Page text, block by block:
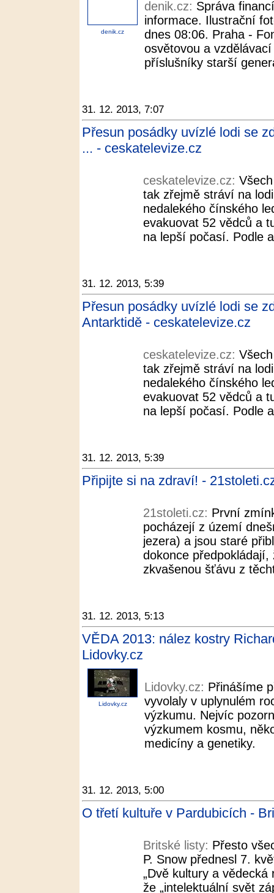
denik.cz
denik.cz: Správa
informace. Ilustrační
dnes 08:06. Praha -
osvětovou a
příslušníky starší
31. 12. 2013, 7:07
Přesun posádky uvízlé lodi se
... - ceskatelevize.cz
ceskatelevize.cz:
tak zřejmě stráví na
nedalekého čínského
evakuovat 52 vědců a
na lepší počasí. Podle
31. 12. 2013, 5:39
Přesun posádky uvízlé lodi se
Antarktidě - ceskatelevize.cz
ceskatelevize.cz:
tak zřejmě stráví na
nedalekého čínského
evakuovat 52 vědců a
na lepší počasí. Podle
31. 12. 2013, 5:39
Připijte si na zdraví! -
21stoleti.cz: První
pocházejí z území
jezera) a jsou staré
dokonce
zkvašenou šťávu z
31. 12. 2013, 5:13
VĚDA 2013: nález kostry
Lidovky.cz
Lidovky.cz
Lidovky.cz: Přinášíme
vyvolaly v uplynulém
výzkumu. Nejvíc
výzkumem kosmu,
medicíny a genetiky.
31. 12. 2013, 5:00
O třetí kultuře v Pardubicích -
Britské listy: Přesto
P. Snow přednesl 7.
„Dvě kultury a
že „intelektuální svět